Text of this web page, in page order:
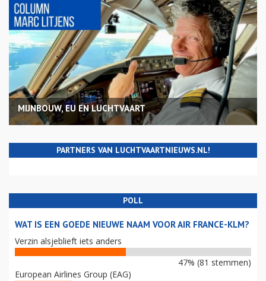
MIJNBOUW, EU EN LUCHTVAART
PARTNERS VAN LUCHTVAARTNIEUWS.NL!
POLL
WAT IS EEN GOEDE NIEUWE NAAM VOOR AIR FRANCE-KLM?
Verzin alsjeblieft iets anders
47% (81 stemmen)
European Airlines Group (EAG)